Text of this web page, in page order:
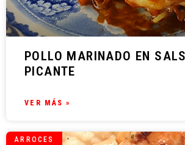
POLLO MARINADO EN
PICANTE
VER MÁS »
ARROCES